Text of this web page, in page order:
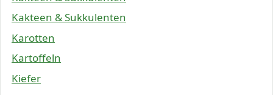
Kakteen & Sukkulenten
Karotten
Kartoffeln
Kiefer